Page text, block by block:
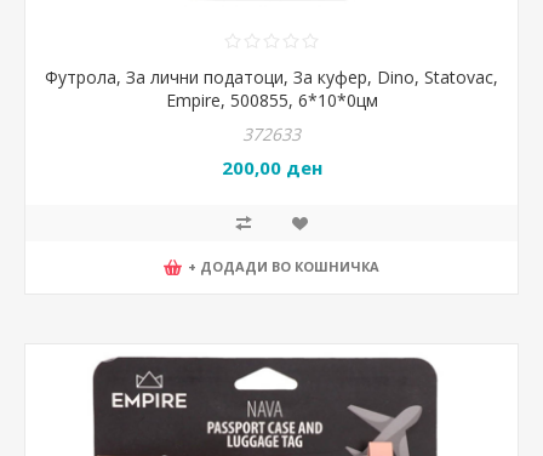
Футрола, За лични податоци, За куфер, Dino, Statovac,
Empire, 500855, 6*10*0цм
372633
200,00 ден
+ ДОДАДИ ВО КОШНИЧКА